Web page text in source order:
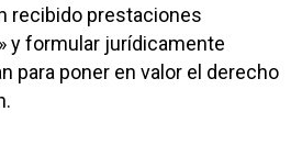
recibido prestaciones
y formular jurídicamente
para poner en valor el derecho